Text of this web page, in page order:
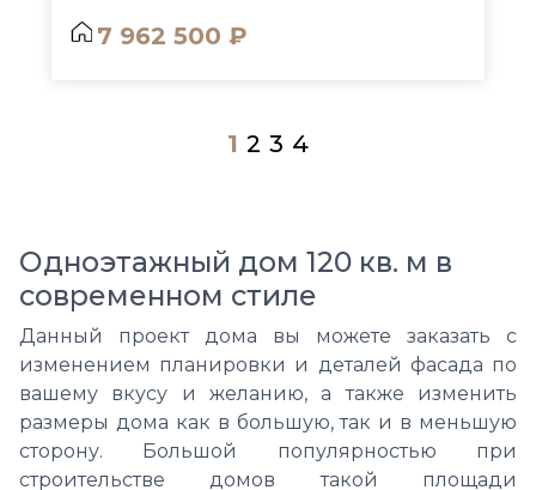
7 962 500 ₽
1 2 3 4
Одноэтажный дом 120 кв. м в
современном стиле
Данный проект дома вы можете заказать с
изменением планировки и деталей фасада по
вашему вкусу и желанию, а также изменить
размеры дома как в большую, так и в меньшую
сторону. Большой популярностью при
строительстве домов такой площади